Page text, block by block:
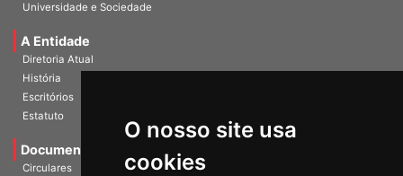
O nosso site usa
cookies
Universidade e Sociedade
A Entidade
Diretoria Atual
História
Escritórios
Estatuto
Documentos
Circulares